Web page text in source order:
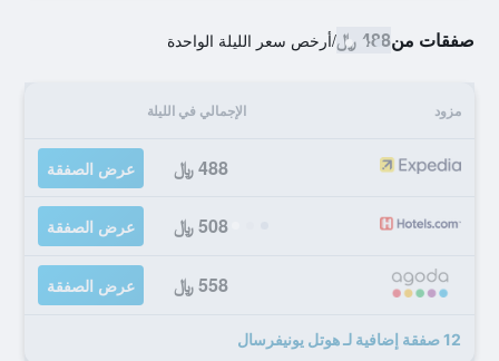
صفقات من488 ﷼ /أرخص سعر الليلة الواحدة
مزود الإجمالي في الليلة
488 ﷼ عرض الصفقة
508 ﷼ عرض الصفقة
558 ﷼ عرض الصفقة
12 صفقة إضافية لـ هوتل يونيفرسال